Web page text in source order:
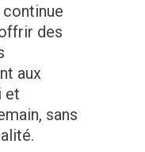
des
aux
et
sans